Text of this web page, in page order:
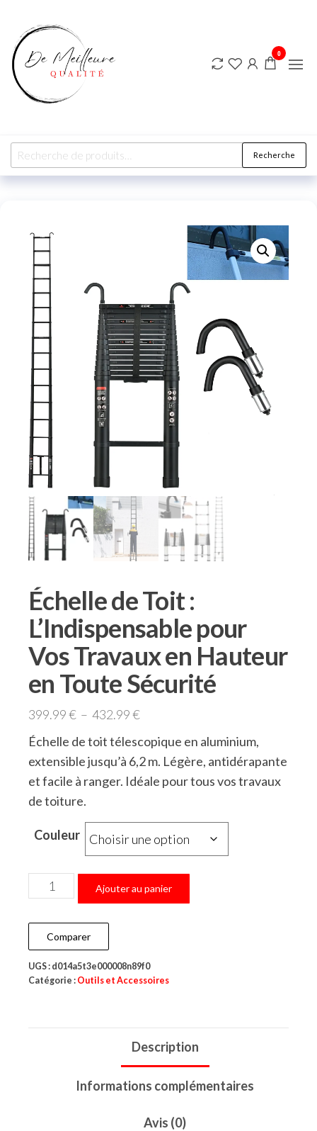
0
Recherche
Échelle de Toit :
L’Indispensable pour
Vos Travaux en Hauteur
en Toute Sécurité
399.99€ – 432.99€
Échelle de toit télescopique en aluminium,
extensible jusqu’à 6,2 m. Légère, antidérapante
et facile à ranger. Idéale pour tous vos travaux
de toiture.
Couleur
Ajouter au panier
Comparer
UGS : d014a5t3e000008n89f0
Catégorie : Outils et Accessoires
Description
Informations complémentaires
Avis (0)